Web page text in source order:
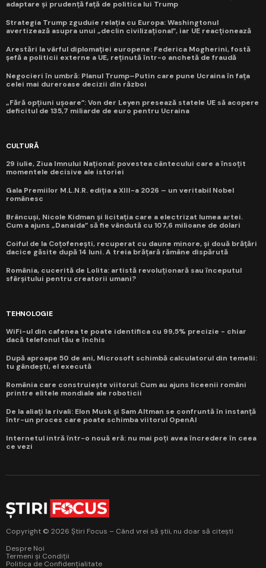
adaptare și prudență față de politica lui Trump
Strategia Trump zguduie relația cu Europa: Washingtonul
avertizează asupra unui „declin civilizațional”, iar UE reacționează
Arestări la vârful diplomației europene: Federica Mogherini, fostă
șefă a politicii externe a UE, reținută într-o anchetă de fraudă
Negocieri în umbră: Planul Trump–Putin care pune Ucraina în fața
celei mai dureroase decizii din război
„Fără opțiuni ușoare”: Von der Leyen presează statele UE să acopere
deficitul de 135,7 miliarde de euro pentru Ucraina
CULTURĂ
29 iulie, Ziua Imnului Național: povestea cântecului care a însoțit
momentele decisive ale istoriei
Gala Premiilor M.L.N.R. ediția a XIII-a 2026 – un veritabil Nobel
românesc
Brâncuși, Nicole Kidman și licitația care a electrizat lumea artei.
Cum a ajuns „Danaida” să fie vândută cu 107,6 milioane de dolari
Coiful de la Coțofenești, recuperat cu daune minore, și două brățări
dacice găsite după 14 luni. A treia brățară rămâne dispărută
România, cucerită de Lolita: artistă revoluționară sau începutul
sfârșitului pentru creatorii umani?
TEHNOLOGIE
WiFi-ul din cafenea te poate identifica cu 99,5% precizie - chiar
dacă telefonul tău e închis
După aproape 50 de ani, Microsoft schimbă calculatorul din temelii:
tu gândești, el execută
România care construiește viitorul: Cum au ajuns liceenii români
printre elitele mondiale ale roboticii
De la aliați la rivali: Elon Musk și Sam Altman se confruntă în instanță
într-un proces care poate schimba viitorul OpenAI
Internetul intră într-o nouă eră: nu mai poți avea încredere în ceea
ce vezi
Copyright © 2026 Știri Focus – Când vrei să știi, nu doar să citești
Despre Noi
Termeni și Condiții
Politica de Confidențialitate